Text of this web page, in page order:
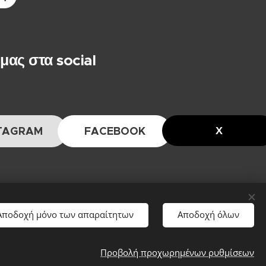
μας στα social
FACEBOOK Χ
μόνο των απαραίτητων Αποδοχή όλων
Προβολή προχωρημένων ρυθμίσεων